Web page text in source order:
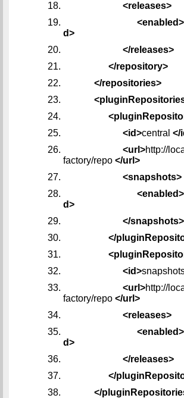
<releases>
<enabled>
d>
</releases>
</repository>
</repositories>
<id>central </
<url>http://
factory/repo </url>
<snapshots>
<enabled>
d>
</snapshots>
</
<id>
<url>http://
factory/repo </url>
<releases>
<enabled>
d>
</releases>
</
</